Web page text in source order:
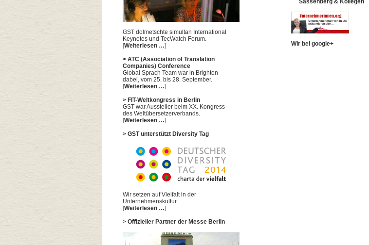
GST dolmetschte simultan International
Keynotes und TecWatch Forum.
[Weiterlesen …]
> ATC (Association of Translation
Companies) Conference
Global Sprach Team war in Brighton
dabei, vom 25. bis 28. September.
[Weiterlesen …]
> FIT-Weltkongress in Berlin
GST war Aussteller beim XX. Kongress
des Weltübersetzerverbands.
[Weiterlesen …]
> GST unterstützt Diversity Tag
Wir setzen auf Vielfalt in der
Unternehmenskultur.
[Weiterlesen …]
> Offizieller Partner der Messe Berlin
Wir bei google+